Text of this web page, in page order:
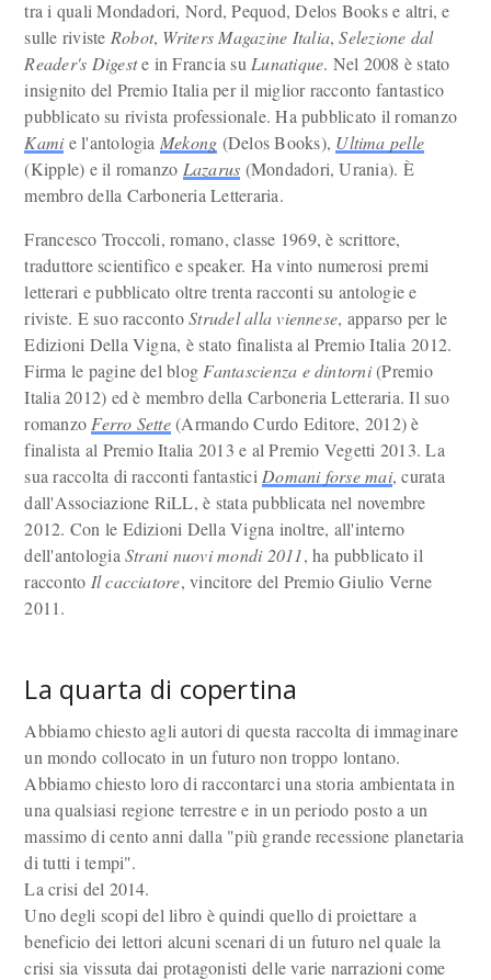
tra i quali Mondadori, Nord, Pequod, Delos Books e altri, e
sulle riviste Robot, Writers Magazine Italia,Selezione dal
Reader's Digeste in Francia su Lunatique. Nel 2008 è stato
insignito del Premio Italia per il miglior racconto fantastico
pubblicato su rivista professionale. Ha pubblicato il romanzo
Kamie l'antologia Mekong (Delos Books), Ultima pelle
(Kipple) e il romanzo Lazarus (Mondadori, Urania). È
membro della Carboneria Letteraria.
Francesco Troccoli, romano, classe 1969, è scrittore,
traduttore scientifico e speaker. Ha vinto numerosi premi
letterari e pubblicato oltre trenta racconti su antologie e
riviste. E suo raccontoStrudel alla viennese, apparso per le
Edizioni Della Vigna, è stato finalista al Premio Italia 2012.
Firma le pagine del blog Fantascienza e dintorni(Premio
Italia 2012) ed è membro della Carboneria Letteraria. Il suo
romanzo Ferro Sette(Armando Curdo Editore, 2012) è
finalista al Premio Italia 2013 e al Premio Vegetti 2013. La
sua raccolta di racconti fantastici Domani forse mai, curata
dall'Associazione RiLL, è stata pubblicata nel novembre
2012. Con le Edizioni Della Vigna inoltre, all'interno
dell'antologiaStrani nuovi mondi 2011, ha pubblicato il
racconto Il cacciatore, vincitore del Premio Giulio Verne
2011.
La quarta di copertina
Abbiamo chiesto agli autori di questa raccolta di immaginare
un mondo collocato in un futuro non troppo lontano.
Abbiamo chiesto loro di raccontarci una storia ambientata in
una qualsiasi regione terrestre e in un periodo posto a un
massimo di cento anni dalla "più grande recessione planetaria
di tutti i tempi".
La crisi del 2014.
Uno degli scopi del libro è quindi quello di proiettare a
beneficio dei lettori alcuni scenari di un futuro nel quale la
crisi sia vissuta dai protagonisti delle varie narrazioni come